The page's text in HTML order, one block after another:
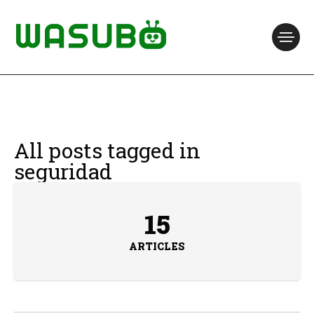
All posts tagged in
seguridad
15
ARTICLES